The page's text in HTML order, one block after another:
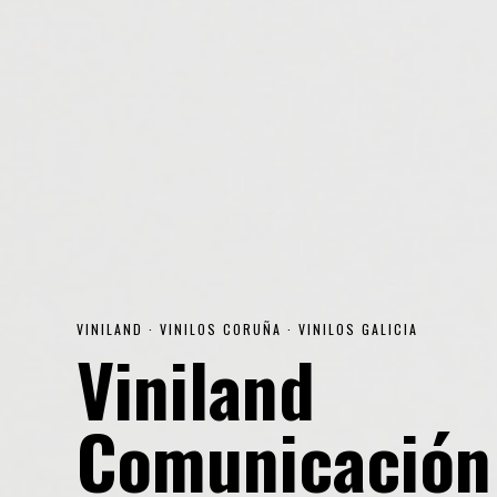
VINILAND · VINILOS CORUÑA · VINILOS GALICIA
Viniland
Comunicación